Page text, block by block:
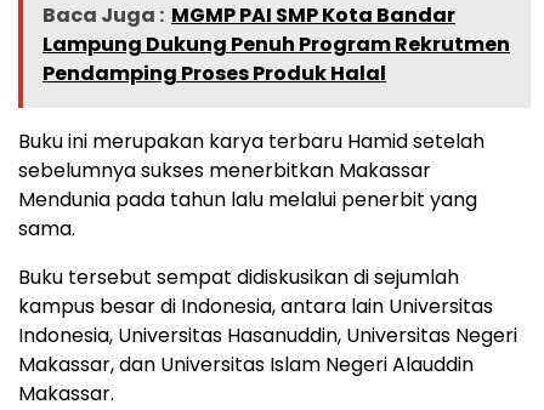
Baca Juga : MGMP PAI SMP Kota Bandar
Lampung Dukung Penuh Program Rekrutmen
Pendamping Proses Produk Halal
Buku ini merupakan karya terbaru Hamid setelah
sebelumnya sukses menerbitkan Makassar
Mendunia pada tahun lalu melalui penerbit yang
sama.
Buku tersebut sempat didiskusikan di sejumlah
kampus besar di Indonesia, antara lain Universitas
Indonesia, Universitas Hasanuddin, Universitas Negeri
Makassar, dan Universitas Islam Negeri Alauddin
Makassar.